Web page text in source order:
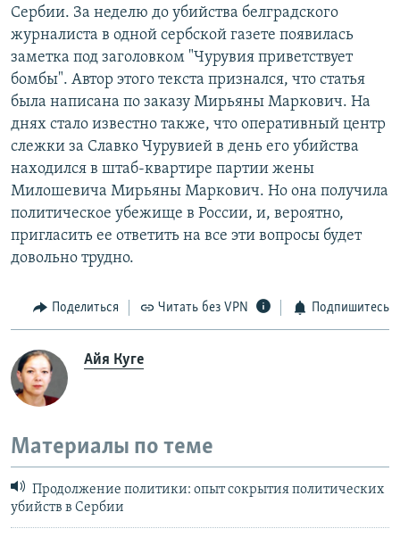
Сербии. За неделю до убийства белградского
журналиста в одной сербской газете появилась
заметка под заголовком "Чурувия приветствует
бомбы". Автор этого текста признался, что статья
была написана по заказу Мирьяны Маркович. На
днях стало известно также, что оперативный центр
слежки за Славко Чурувией в день его убийства
находился в штаб-квартире партии жены
Милошевича Мирьяны Маркович. Но она получила
политическое убежище в России, и, вероятно,
пригласить ее ответить на все эти вопросы будет
довольно трудно.
Поделиться Читать без VPN Подпишитесь
Айя Куге
Материалы по теме
Продолжение политики: опыт сокрытия политических
убийств в Сербии